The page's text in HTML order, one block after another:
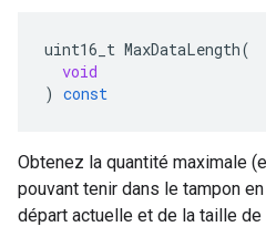
uint16_t MaxDataLength(
void
) const
Obtenez la quantité maximale
pouvant tenir dans le tampon
départ actuelle et de la taille de